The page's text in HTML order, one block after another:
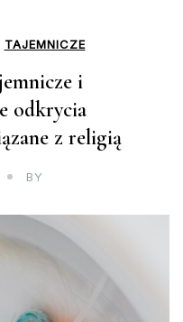
TAJEMNICZE
i
odkrycia
z religią
BY